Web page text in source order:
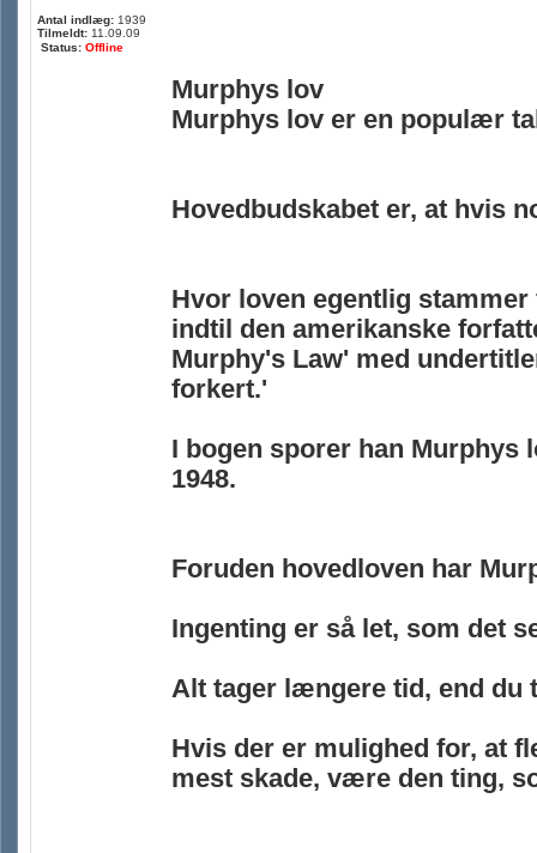
Antal indlæg: 1939
Tilmeldt: 11.09.09
Status: Offline
Murphys lov
Murphys lov er en populær
Hovedbudskabet er, at hvis
Hvor loven egentlig
indtil den amerikanske
Murphy's Law' med
forkert.'
I bogen sporer han Murphys
1948.
Foruden hovedloven har
Ingenting er så let, som det
Alt tager længere tid, end du
Hvis der er mulighed for, at
mest skade, være den ting,